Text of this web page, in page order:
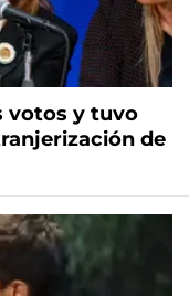
votos y tuvo
de